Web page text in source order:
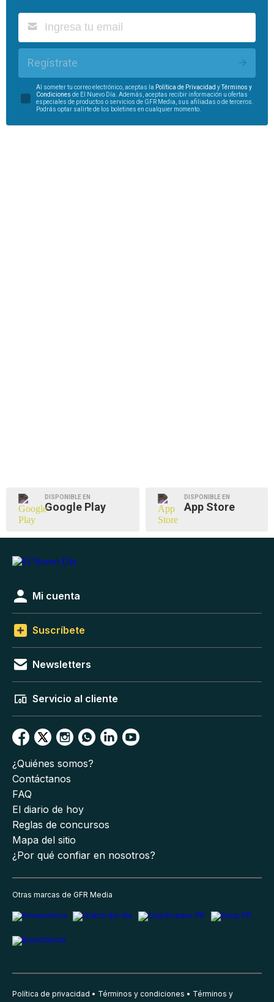
Regístrate
Al someter tu correo electrónico, aceptas la Política de Privacidad yTérminos y
Condiciones de El Nuevo Día. Además, aceptas recibir información u ofertas
especiales de productos o servicios de GFR Media, sus afiliadas o de terceros.
Podrás optar salirte de los boletines en cualquier momento.
DISPONIBLE EN
Google Play
DISPONIBLE EN
App Store
Mi cuenta
Suscríbete
Newsletters
Servicio al cliente
¿Quiénes somos?
Contáctanos
FAQ
El diario de hoy
Reglas de concursos
Mapa del sitio
¿Por qué confiar en nosotros?
Otras marcas de GFR Media
Política de privacidad Términos y condiciones Términos y